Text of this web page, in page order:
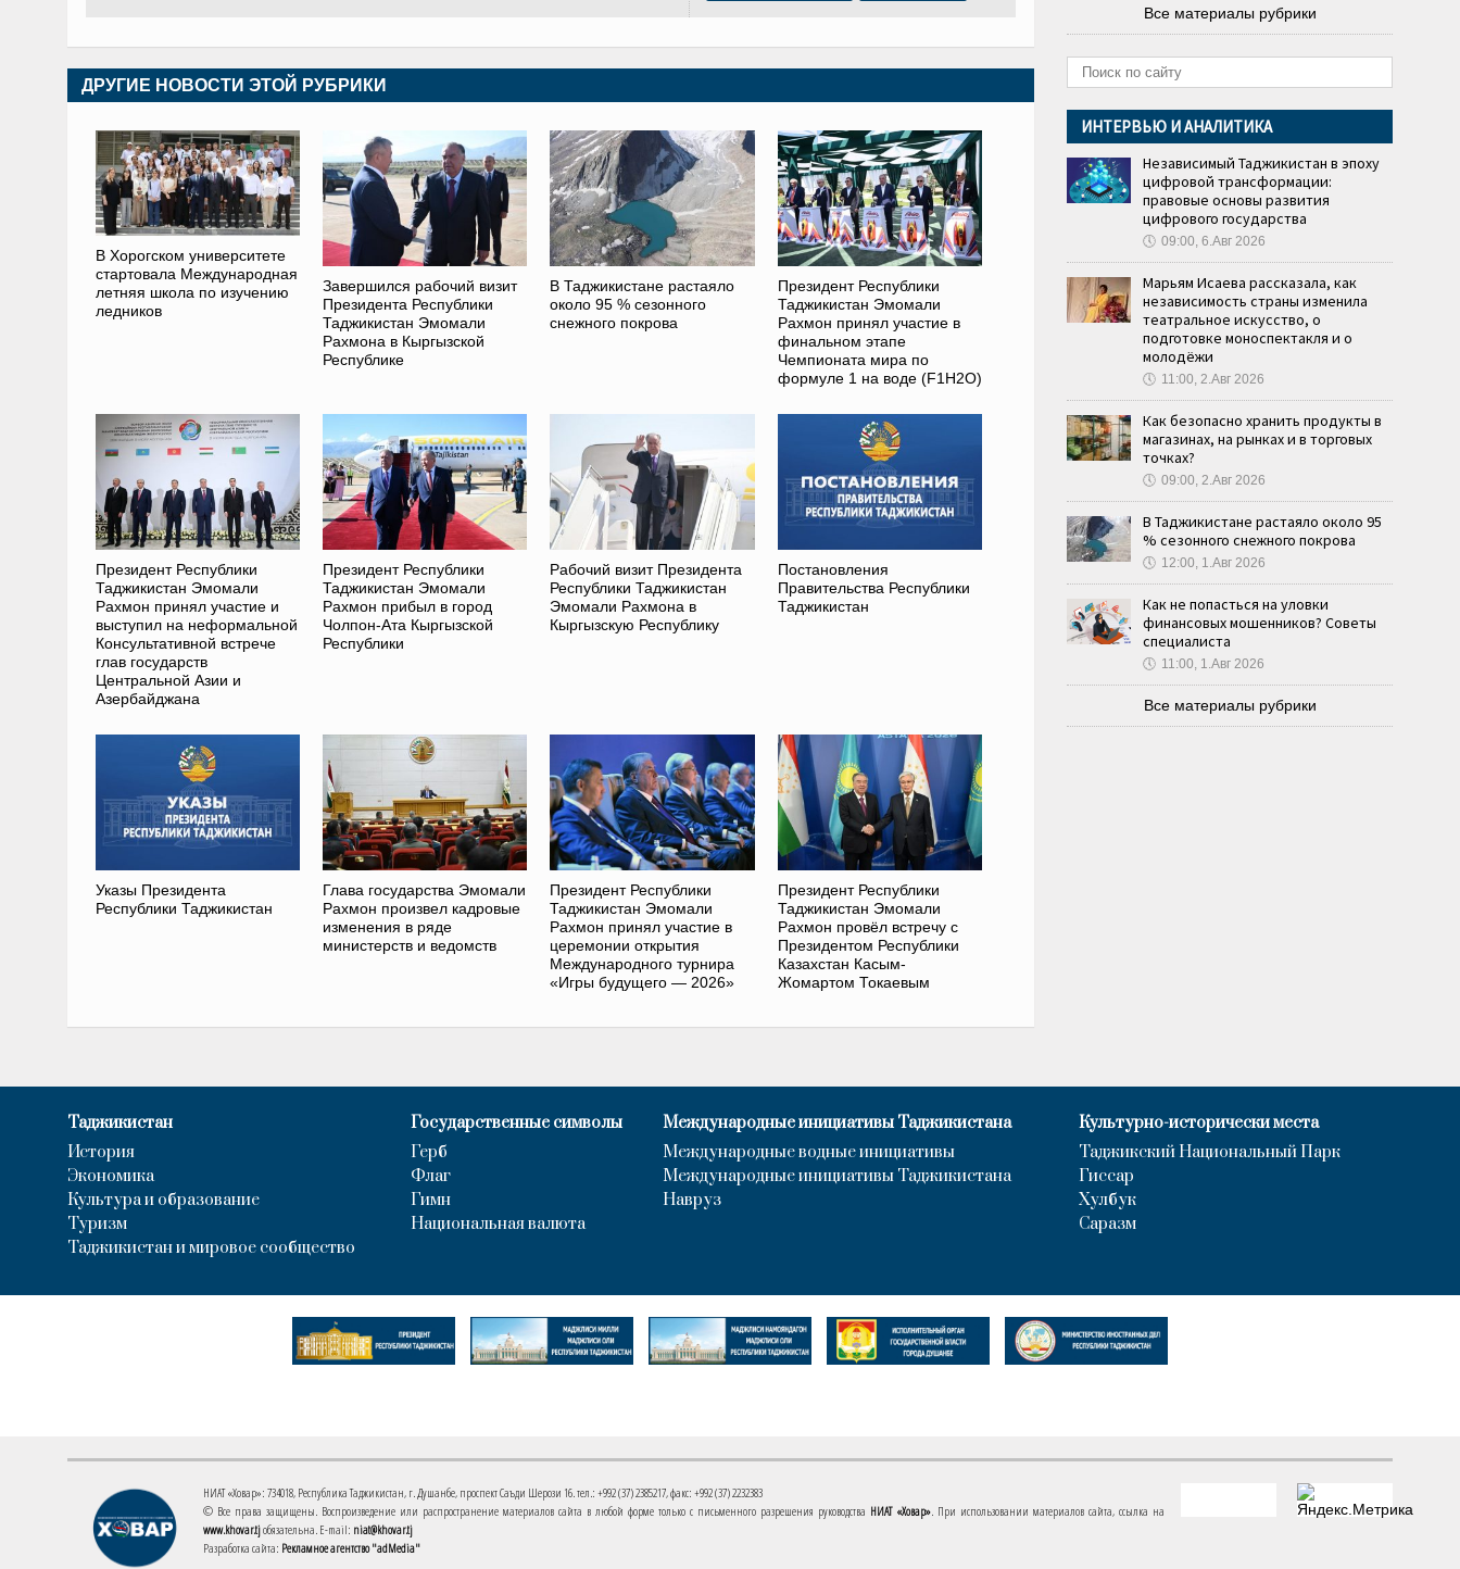
ДРУГИЕ НОВОСТИ ЭТОЙ РУБРИКИ
В Хорогском университете
стартовала Международная
летняя школа по изучению
ледников
Завершился рабочий визит
Президента Республики
Таджикистан Эмомали
Рахмона в Кыргызской
Республике
В Таджикистане растаяло
около 95 % сезонного
снежного покрова
Президент Республики
Таджикистан Эмомали
Рахмон принял участие в
финальном этапе
Чемпионата мира по
формуле 1 на воде (F1H2O)
Президент Республики
Таджикистан Эмомали
Рахмон принял участие и
выступил на неформальной
Консультативной встрече
глав государств
Центральной Азии и
Азербайджана
Президент Республики
Таджикистан Эмомали
Рахмон прибыл в город
Чолпон-Ата Кыргызской
Республики
Рабочий визит Президента
Республики Таджикистан
Эмомали Рахмона в
Кыргызскую Республику
Постановления
Правительства Республики
Таджикистан
Указы Президента
Республики Таджикистан
Глава государства Эмомали
Рахмон произвел кадровые
изменения в ряде
министерств и ведомств
Президент Республики
Таджикистан Эмомали
Рахмон принял участие в
церемонии открытия
Международного турнира
«Игры будущего — 2026»
Президент Республики
Таджикистан Эмомали
Рахмон провёл встречу с
Президентом Республики
Казахстан Касым-
Жомартом Токаевым
Все материалы рубрики
ИНТЕРВЬЮ И АНАЛИТИКА
Независимый Таджикистан в эпоху
цифровой трансформации:
правовые основы развития
цифрового государства
🕔 09:00, 6.Авг 2026
Марьям Исаева рассказала, как
независимость страны изменила
театральное искусство, о
подготовке моноспектакля и о
молодёжи
🕔 11:00, 2.Авг 2026
Как безопасно хранить продукты в
магазинах, на рынках и в торговых
точках?
🕔 09:00, 2.Авг 2026
В Таджикистане растаяло около 95
% сезонного снежного покрова
🕔 12:00, 1.Авг 2026
Как не попасться на уловки
финансовых мошенников? Советы
специалиста
🕔 11:00, 1.Авг 2026
Все материалы рубрики
Таджикистан
История
Экономика
Культура и образование
Туризм
Таджикистан и мировое сообщество
Государственные символы
Герб
Флаг
Гимн
Национальная валюта
Международные инициативы Таджикистана
Международные водные инициативы
Международные инициативы Таджикистана
Навруз
Культурно-исторически места
Таджикский Национальный Парк
Гиссар
Хулбук
Саразм
НИАТ «Ховар»: 734018, Республика Таджикистан, г. Душанбе, проспект Саъди Шерози 16. тел.: +992 (37) 2385217, факс: +992 (37) 2232383
© Все права защищены. Воспроизведение или распространение материалов сайта в любой форме только с письменного разрешения руководства НИАТ «Ховар». При использовании материалов сайта, ссылка на
www.khovar.tjобязательна. E-mail: niat@khovar.tj
Разработка сайта: Рекламное агентство "adMedia"